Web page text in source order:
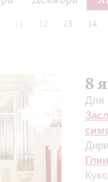
12 13 14
8
Для